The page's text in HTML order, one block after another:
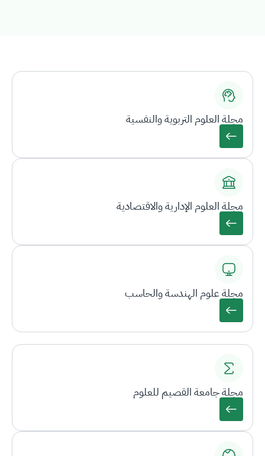
مجلة العلوم التربوية والنفسية
مجلة العلوم الإدارية والاقتصادية
مجلة علوم الهندسة والحاسب
مجلة جامعة القصيم للعلوم